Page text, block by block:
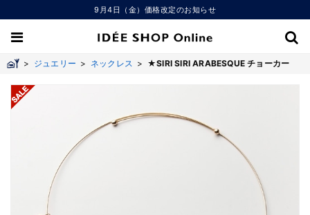
9月4日（金）価格改定のお知らせ
> ジュエリー > ネックレス > ★SIRI SIRI ARABESQUE チョーカー